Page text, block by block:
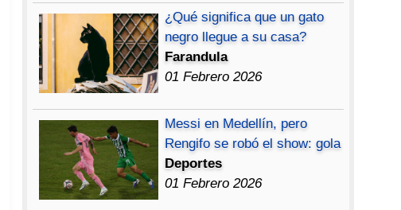
¿Qué significa que un gato
negro llegue a su casa?
Farandula
01 Febrero 2026
Messi en Medellín, pero
Rengifo se robó el show: gola
Deportes
01 Febrero 2026